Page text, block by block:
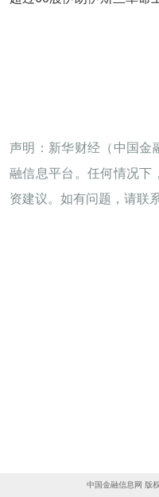
声明：新华财经（中国金
融信息平台。任何情况下
资建议。如有问题，请联
中国金融信息网 版